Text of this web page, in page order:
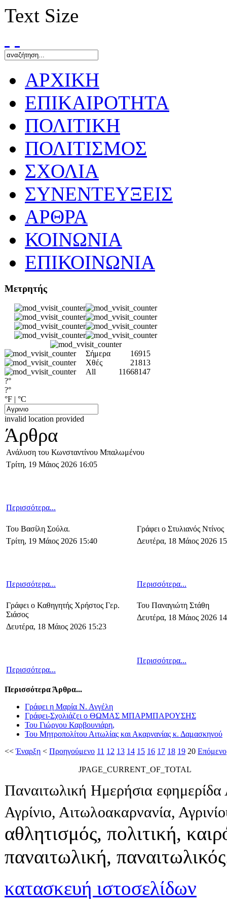
Text Size
ΑΡΧΙΚΗ
ΕΠΙΚΑΙΡΟΤΗΤΑ
ΠΟΛΙΤΙΚΗ
ΠΟΛΙΤΙΣΜΟΣ
ΣΧΟΛΙΑ
ΣΥΝΕΝΤΕΥΞΕΙΣ
ΑΡΘΡΑ
ΚΟΙΝΩΝΙΑ
ΕΠΙΚΟΙΝΩΝΙΑ
Μετρητής
Σήμερα
16915
Χθές
21813
All
11668147
?°
?°
°F | °C
invalid location provided
Άρθρα
Ανάλυση του Κωνσταντίνου Μπαλωμένου
Τρίτη, 19 Μάιος 2026 16:05
Περισσότερα...
Του Βασίλη Σούλα.
Τρίτη, 19 Μάιος 2026 15:40
Περισσότερα...
Γράφει ο Καθηγητής Χρήστος Γερ.
Σιάσος
Δευτέρα, 18 Μάιος 2026 15:23
Περισσότερα...
Γράφει ο Στυλιανός Ντίνος
Δευτέρα, 18 Μάιος 2026
Περισσότερα...
Του Παναγιώτη Στάθη
Δευτέρα, 18 Μάιος 2026
Περισσότερα...
Περισσότερα Άρθρα...
Γράφει η Μαρία Ν. Αγγέλη
Γράφει-Σχολιάζει ο ΘΩΜΑΣ ΜΠΑΡΜΠΑΡΟΥΣΗΣ
Του Γιώργου Καρβουνιάρη,
Του Μητροπολίτου Αιτωλίας και Ακαρνανίας κ. Δαμασκηνού
<<Έναρξη < Προηγούμενο 11 12 13 14 15 16 17 18 19 20 Επόμενο
JPAGE_CURRENT_OF_TOTAL
Παναιτωλική Ημερήσια εφημερίδα
Αγρίνιο, Αιτωλοακαρνανία,
αθλητισμός, πολιτική,
παναιτωλική,
κατασκευή ιστοσελίδων